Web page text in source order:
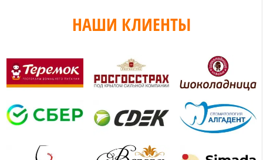
НАШИ КЛИЕНТЫ